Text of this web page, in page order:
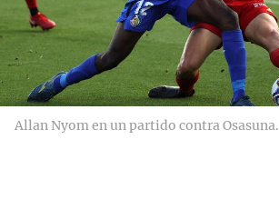
Allan Nyom en un partido contra Osasuna.